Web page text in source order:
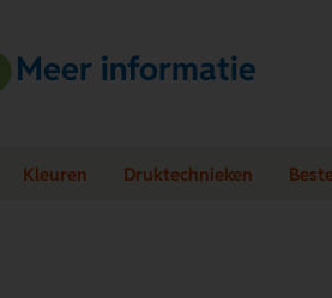
Meer informatie
Kleuren Druktechnieken